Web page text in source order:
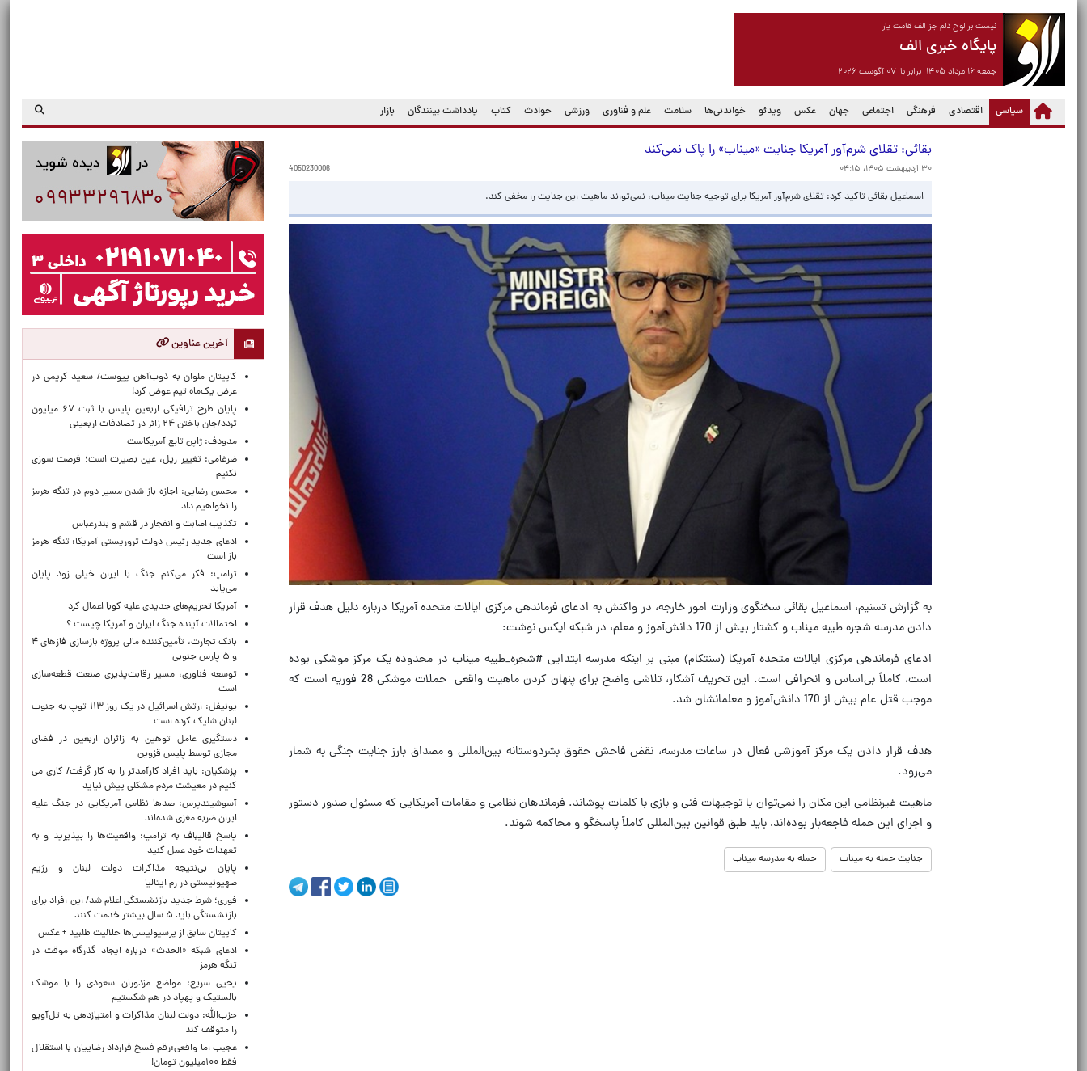
نیست بر لوح دلم جز الف قامت یار
پایگاه خبری الف
جمعه ۱۶ مرداد ۱۴۰۵ برابر با ۰۷ آگوست ۲۰۲۶
سیاسی
(current) اقتصادی فرهنگی اجتماعی جهان عکس ویدئو خواندنی‌ها سلامت علم و فناوری ورزشی حوادث کتاب یادداشت بینندگان بازار
بقائی: تقلای شرم‌آور آمریکا جنایت «میناب» را پاک نمی‌کند
۳۰ اردیبهشت ۱۴۰۵، ۰۴:۱۵ 4050230006
اسماعیل بقائی تاکید کرد: تقلای شرم‌آور آمریکا برای توجیه جنایت میناب، نمی‌تواند ماهیت این جنایت را مخفی کند.
به گزارش تسنیم، اسماعیل بقائی سخنگوی وزارت امور خارجه، در واکنش به ادعای فرماندهی مرکزی ایالات متحده آمریکا درباره دلیل هدف قرار
دادن مدرسه شجره طیبه میناب و کشتار بیش از 170 دانش‌آموز و معلم، در شبکه ایکس نوشت:
ادعای فرماندهی مرکزی ایالات متحده آمریکا (سنتکام) مبنی بر اینکه مدرسه ابتدایی #شجره_طیبه میناب در محدوده یک مرکز موشکی بوده
است، کاملاً بی‌اساس و انحرافی است. این تحریف آشکار، تلاشی واضح برای پنهان کردن ماهیت واقعی حملات موشکی 28 فوریه است که
موجب قتل عام بیش از 170 دانش‌آموز و معلمانشان شد.
هدف قرار دادن یک مرکز آموزشی فعال در ساعات مدرسه، نقض فاحش حقوق بشردوستانه بین‌المللی و مصداق بارز جنایت جنگی به شمار
می‌رود.
ماهیت غیرنظامی این مکان را نمی‌توان با توجیهات فنی و بازی با کلمات پوشاند. فرماندهان نظامی و مقامات آمریکایی که مسئول صدور دستور
و اجرای این حمله فاجعه‌بار بوده‌اند، باید طبق قوانین بین‌المللی کاملاً پاسخگو و محاکمه شوند.
جنایت حمله به میناب حمله به مدرسه میناب
آخرین عناوین
کاپیتان ملوان به ذوب‌آهن پیوست/ سعید کریمی در
عرض یک‌ماه تیم عوض کرد!
پایان طرح ترافیکی اربعین پلیس با ثبت ۶۷ میلیون
تردد/جان باختن ۲۴ زائر در تصادفات اربعینی
مدودف: ژاپن تابع آمریکاست
ضرغامی: تغییر ریل، عین بصیرت است؛ فرصت سوزی
نکنیم
محسن رضایی: اجازه باز شدن مسیر دوم در تنگه هرمز
را نخواهیم داد
تکذیب اصابت و انفجار در قشم و بندرعباس
ادعای جدید رئیس دولت تروریستی آمریکا: تنگه هرمز
باز است
ترامپ: فکر می‌کنم جنگ با ایران خیلی زود پایان
می‌یابد
آمریکا تحریم‌های جدیدی علیه کوبا اعمال کرد
احتمالات آینده جنگ ایران و آمریکا چیست ؟
بانک تجارت، تأمین‌کننده مالی پروژه بازسازی فازهای ۴
و ۵ پارس جنوبی
توسعه فناوری، مسیر رقابت‌پذیری صنعت قطعه‌سازی
است
یونیفل: ارتش اسرائیل در یک روز ۱۱۳ توپ به جنوب
لبنان شلیک کرده است
دستگیری عامل توهین به زائران اربعین در فضای
مجازی توسط پلیس قزوین
پزشکیان: باید افراد کارآمدتر را به کار گرفت/ کاری می
کنیم در معیشت مردم مشکلی پیش نیاید
آسوشیتدپرس: صدها نظامی آمریکایی در جنگ علیه
ایران ضربه مغزی شده‌اند
پاسخ قالیباف به ترامپ: واقعیت‌ها را بپذیرید و به
تعهدات خود عمل کنید
پایان بی‌نتیجه مذاکرات دولت لبنان و رژیم
صهیونیستی در رم ایتالیا
فوری؛ شرط جدید بازنشستگی اعلام شد/ این افراد برای
بازنشستگی باید ۵ سال بیشتر خدمت کنند
کاپیتان سابق از پرسپولیسی‌ها حلالیت طلبید + عکس
ادعای شبکه «الحدث» درباره ایجاد گذرگاه موقت در
تنگه هرمز
یحیی سریع: مواضع مزدوران سعودی را با موشک
بالستیک و پهپاد در هم شکستیم
حزب‌الله: دولت لبنان مذاکرات و امتیازدهی به تل‌آویو
را متوقف کند
عجیب اما واقعی:رقم فسخ قرارداد رضاییان با استقلال
فقط ۱۰۰میلیون تومان!